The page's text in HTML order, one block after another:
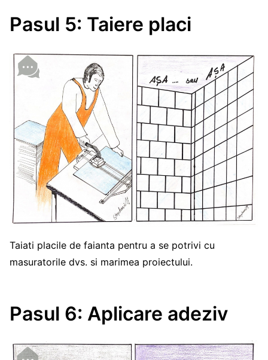
Pasul 5: Taiere placi
Taiati placile de faianta pentru a se potrivi cu
masuratorile dvs. si marimea proiectului.
Pasul 6: Aplicare adeziv